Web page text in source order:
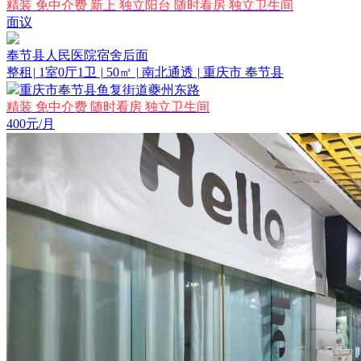
精装 免中介费 新上 独立阳台 随时看房 独立卫生间
面议
奉节县人民医院宿舍后面
整租 | 1室0厅1卫 | 50㎡ | 南北通透 | 重庆市 奉节县
重庆市奉节县鱼复街道夔州东路
精装 免中介费 随时看房 独立卫生间
400元/月